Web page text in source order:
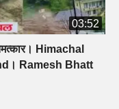
03:52
Himachal
Ramesh Bhatt